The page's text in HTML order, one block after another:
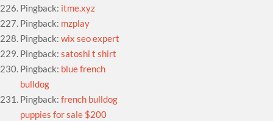
Pingback: itme.xyz
Pingback: mzplay
Pingback:wix seo expert
Pingback:satoshi t shirt
Pingback: blue french
bulldog
Pingback:french bulldog
puppies for sale $200